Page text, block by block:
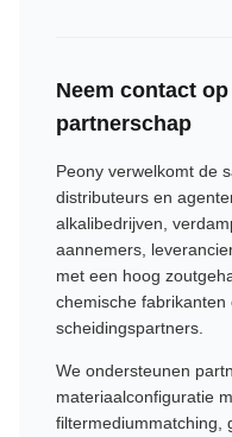
Neem contact
partnerschap
Peony verwelkomt de
distributeurs en
alkalibedrijven,
aannemers,
met een hoog
chemische fabrikanten
scheidingspartners.
We ondersteunen
materiaalconfiguratie
filtermediummatching,